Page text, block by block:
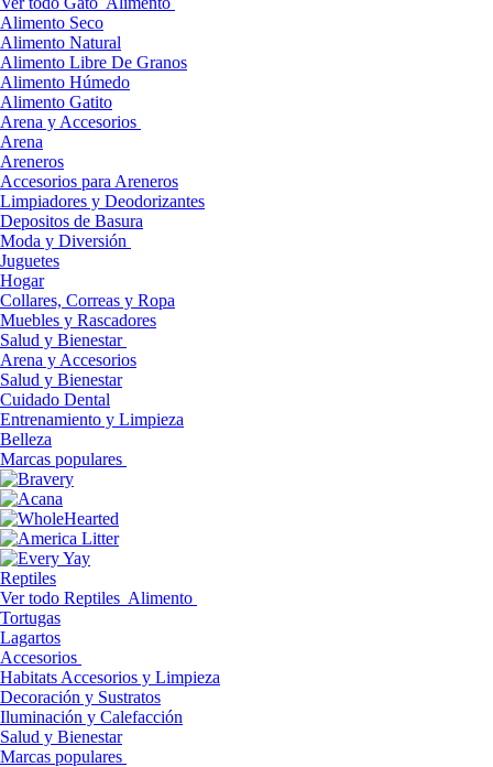
Alimento Seco
Alimento Natural
Alimento Libre De Granos
Alimento Húmedo
Alimento Gatito
Arena y Accesorios
Arena
Areneros
Accesorios para Areneros
Limpiadores y Deodorizantes
Depositos de Basura
Moda y Diversión
Juguetes
Hogar
Collares, Correas y Ropa
Muebles y Rascadores
Salud y Bienestar
Arena y Accesorios
Salud y Bienestar
Cuidado Dental
Entrenamiento y Limpieza
Belleza
Marcas populares
Reptiles
Ver todo Reptiles Alimento
Tortugas
Lagartos
Accesorios
Habitats Accesorios y Limpieza
Decoración y Sustratos
Iluminación y Calefacción
Salud y Bienestar
Marcas populares